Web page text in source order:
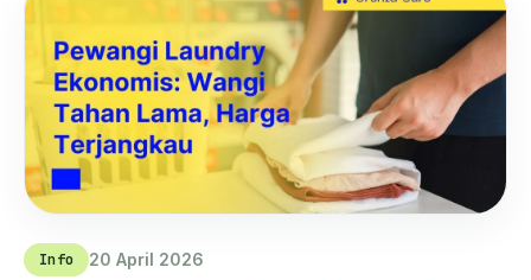
Info 20 April 2026